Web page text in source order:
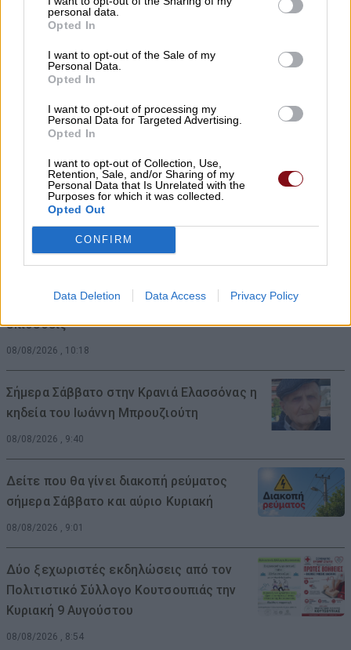
personal data.
Opted In
I want to opt-out of the Sale of my
Personal Data.
Opted In
I want to opt-out of processing my
Personal Data for Targeted Advertising.
Opted In
I want to opt-out of Collection, Use,
Retention, Sale, and/or Sharing of my
Personal Data that Is Unrelated with the
Purposes for which it was collected.
Opted Out
CONFIRM
Data Deletion Data Access Privacy Policy
08/08/2026 , 10:39
μπαταρίες – Μεγάλη απώλεια για τις
μικρές επιχειρήσεις
08/08/2026 , 10:38
Νείλου στους Γόννους – Θα γίνει
ψεκασμός το βράδυ της Δευτέρας
Αυγερινός επανέρχεται κατά Καρυστιανού
παραπληροφόρηση και προσωπικές
επιθέσεις
08/08/2026 , 10:18
Σήμερα Σάββατο στην Κρανιά Ελασσόνας η
κηδεία του Ιωάννη Μπρουζιούτη
08/08/2026 , 9:40
Δείτε που θα γίνει διακοπή ρεύματος
σήμερα Σάββατο και αύριο Κυριακή
08/08/2026 , 9:01
Δύο ξεχωριστές εκδηλώσεις από τον
Πολιτιστικό Σύλλογο Κουτσουπιάς την
Κυριακή 9 Αυγούστου
08/08/2026 , 8:54